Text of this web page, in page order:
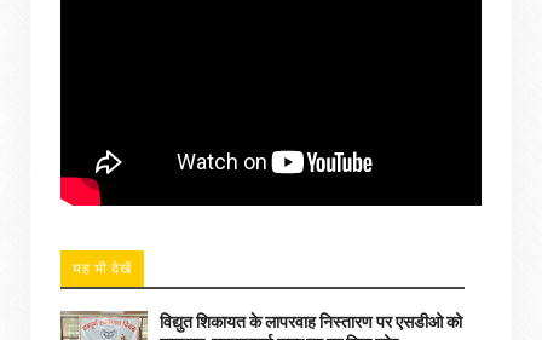
यह भी देखें
विद्युत शिकायत के लापरवाह निस्तारण पर एसडीओ को